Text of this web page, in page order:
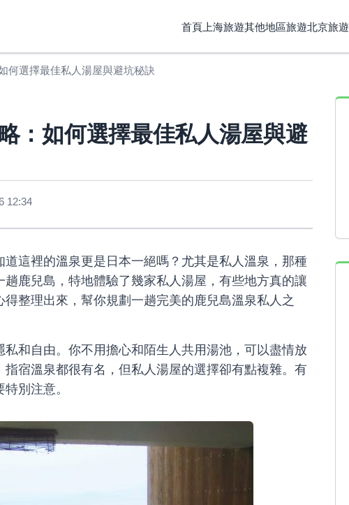
首頁 上海旅遊其他地區旅遊北京旅遊
何選擇最佳私人湯屋與避坑秘訣
：如何選擇最佳私人湯屋與避
12:34
這裡的溫泉更是日本一絕嗎？尤其是私人溫泉，那種
鹿兒島，特地體驗了幾家私人湯屋，有些地方真的讓
整理出來，幫你規劃一趟完美的鹿兒島溫泉私人之
和自由。你不用擔心和陌生人共用湯池，可以盡情放
宿溫泉都很有名，但私人湯屋的選擇卻有點複雜。有
別注意。